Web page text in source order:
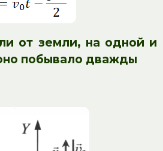
от земли, на одной и
побывало дважды